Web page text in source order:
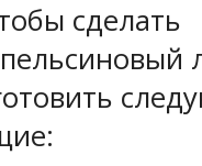
сделать